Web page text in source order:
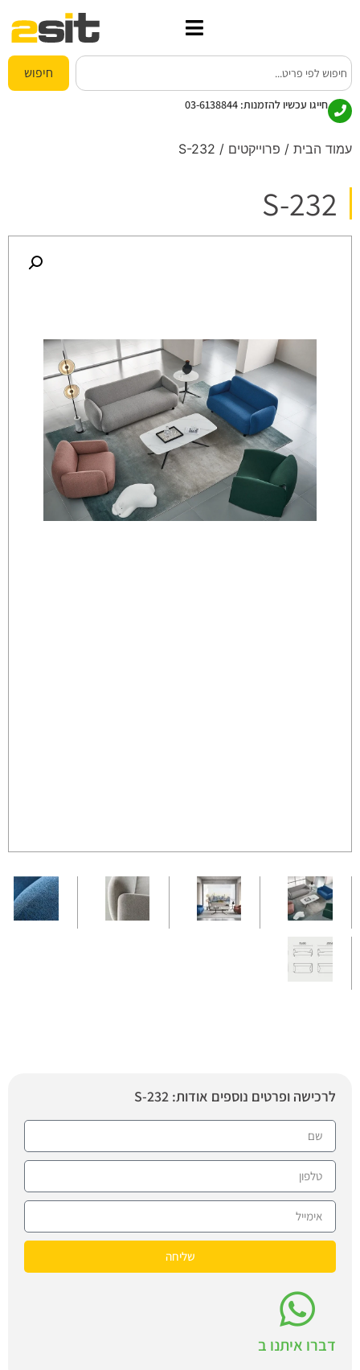
חיפוש
חייגו עכשיו להזמנות: 03-6138844
עמוד הבית / פרוייקטים / S-232
S-232
לרכישה ופרטים נוספים אודות: S-232
שליחה
דברו איתנו ב